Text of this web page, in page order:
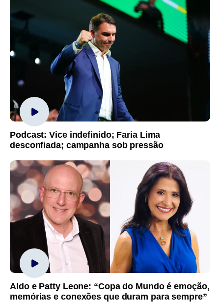
Podcast: Vice indefinido; Faria Lima
desconfiada; campanha sob pressão
Aldo e Patty Leone: “Copa do Mundo é emoção,
memórias e conexões que duram para sempre”